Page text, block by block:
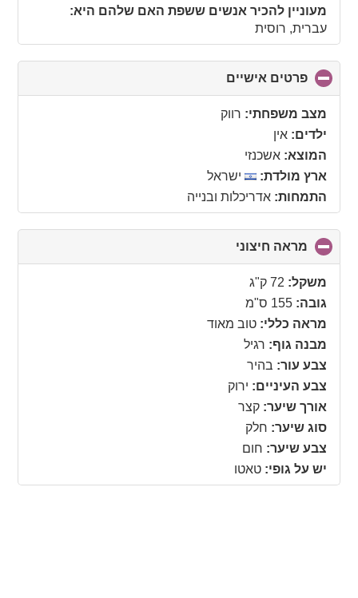
מעוניין להכיר אנשים ששפת האם שלהם היא:
עברית, רוסית
פרטים אישיים
to
collapse
מצב משפחתי: רווק
ילדים: אין
המוצא: אשכנזי
ארץ מולדת:
ישראל
התמחות: אדריכלות ובנייה
מראה חיצוני
to
משקל: 72 ק"ג
גובה: 155 ס"מ
מראה כללי: טוב מאוד
מבנה גוף: רגיל
צבע עור: בהיר
צבע העיניים: ירוק
אורך שיער: קצר
סוג שיער: חלק
צבע שיער: חום
יש על גופי: טאטו